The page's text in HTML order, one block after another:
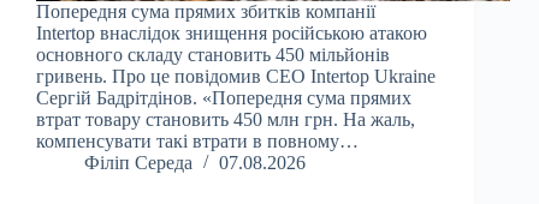
Попередня сума прямих збитків компанії
Intertop внаслідок знищення російською атакою
основного складу становить 450 мільйонів
гривень. Про це повідомив CEO Intertop Ukraine
Сергій Бадрітдінов. «Попередня сума прямих
втрат товару становить 450 млн грн. На жаль,
компенсувати такі втрати в повному…
Філіп Середа
07.08.2026